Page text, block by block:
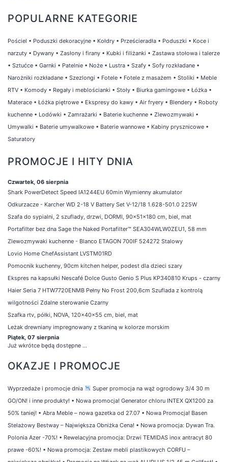
POPULARNE KATEGORIE
Pościel • Poduszki dekoracyjne • Kołdry • Prześcieradła • Poduszki • Koce i
narzuty • Dywany • Zasłony i firany • Kubki i filiżanki • Zastawa stołowa i talerze
• Sztućce • Garnki • Patelnie • Noże • Lustra • Szafy • Sofy rozkładane •
Narożniki rozkładane • Szezlongi • Fotele • Fotele z masażem • Stoliki • Meble
RTV • Komody • Regały i meblościanki • Stoły • Biurka gamingowe • Łóżka •
Materace • Łóżka piętrowe • Ekspresy do kawy • Air fryery • Blendery • Roboty
kuchenne • Lodówki • Zamrażarki • Baterie kuchenne • Zlewozmywaki •
Umywalki • Baterie umywalkowe • Baterie wannowe • Kabiny prysznicowe •
Saturatory
PROMOCJE I HITY DNIA
Czwartek, 06 sierpnia
Shark PowerDetect Speed IA1244EU 60min Wymienny akumulator
Odkurzacze - Karcher WD 2-18 V Battery Set V-12/18 1.628-501.0 225W
Szafa do sypialni, 2 szuflady, drzwi, DORMI, 90x51x180 cm, biel, mat
Portafilter bez dna Sage the Naked Portafilter™ SEA304WLW0ZEU1, 58 mm
Zlewozmywaki kuchenne - Blanco ETAGON 700IF 524272 Stalowy
Lovio Home ChefAssistant LVSTM01RD
Pomocnik kuchenny, 90cm kitchen helper, podest dla dzieci szary
Ekspres na kapsułki Nescafé Dolce Gusto Genio S Plus KP340810 Krups - czarny
Haier Seria 7 HTW7720ENMB Pełny No Frost 200,6cm Szuflada z kontrolą
wilgotności Zdalne sterowanie Czarny
Szafka rtv, półki, NOVA, 120x40x55 cm, biel, mat
Leżak drewniany impregnowany z tkaniną w kolorze morskim
Piątek, 07 sierpnia
Już wkrótce będą dostępne ...
OKAZJE I PROMOCJE
Wyprzedaże i promocje dnia
Super promocja na wąż ogrodowy 3/4 30 m
GO/ON! i inne produkty! • Nowa promocja! Generator chloru INTEX QX1200 za
50% taniej! • Abra Meble – nowa gazetka od 27.07 • Nowa Promocja! Basen
Stelażowy Bestway – Największa Obniżka Cena! • Nowa promocja: Dywan Tra.
Polonia Azer -70%! • Rewelacyjna promocja: Drzwi TEMIDAS inox antracyt 80
prawe -60%! • Nowa promocja: Zestaw mebli plastikowych CORFU –